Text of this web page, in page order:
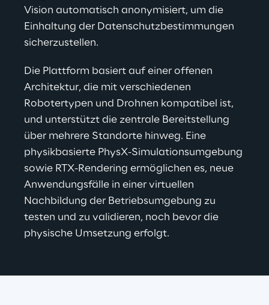
Vision automatisch anonymisiert, um die
Einhaltung der Datenschutzbestimmungen
sicherzustellen.
Die Plattform basiert auf einer offenen
Architektur, die mit verschiedenen
Robotertypen und Drohnen kompatibel ist,
und unterstützt die zentrale Bereitstellung
über mehrere Standorte hinweg. Eine
physikbasierte PhysX-Simulationsumgebung
sowie RTX-Rendering ermöglichen es, neue
Anwendungsfälle in einer virtuellen
Nachbildung der Betriebsumgebung zu
testen und zu validieren, noch bevor die
physische Umsetzung erfolgt.